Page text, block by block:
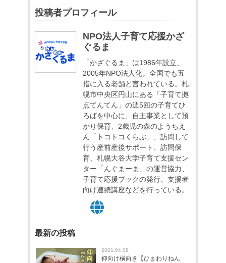
投稿者プロフィール
NPO法人子育て応援かざ
ぐるま
「かざぐるま」は1986年設立、
2005年NPO法人化。全国でも五
指に入る老舗と言われている。札
幌市中央区円山にある「子育て拠
点てんてん」の週5回の子育てひ
ろばを中心に、自主事業として預
かり保育、2歳児の森のようちえ
ん「トコトコくらぶ」、訪問して
行う産前産後サポート、訪問保
育、札幌大谷大学子育て支援セン
ター「んぐまーま」の運営協力、
子育て応援ブックの発行、支援者
向け連続講座などを行っている。
最新の投稿
2021.04.08
仰向け横向き【ひまわりねん